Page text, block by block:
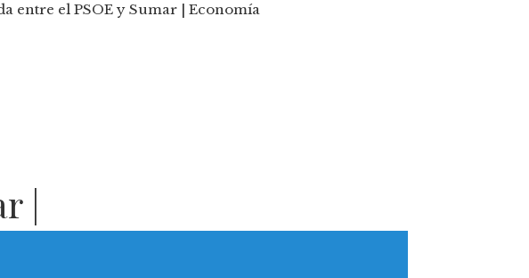
entre el PSOE y Sumar | Economía
|